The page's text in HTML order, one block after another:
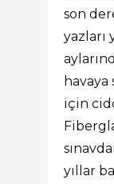
son
yazları
havaya
için
yıllar